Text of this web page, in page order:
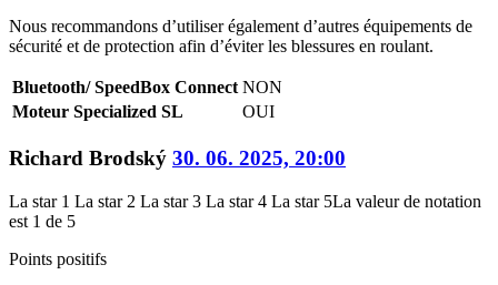
Nous recommandons d’utiliser également d’autres équipements de
sécurité et de protection afin d’éviter les blessures en roulant.
Bluetooth/ SpeedBox Connect NON
Moteur Specialized SL
OUI
Richard Brodský 30. 06. 2025, 20:00
La star 1 La star 2 La star 3 La star 4 La star 5La valeur de notation
est 1 de 5
Points positifs